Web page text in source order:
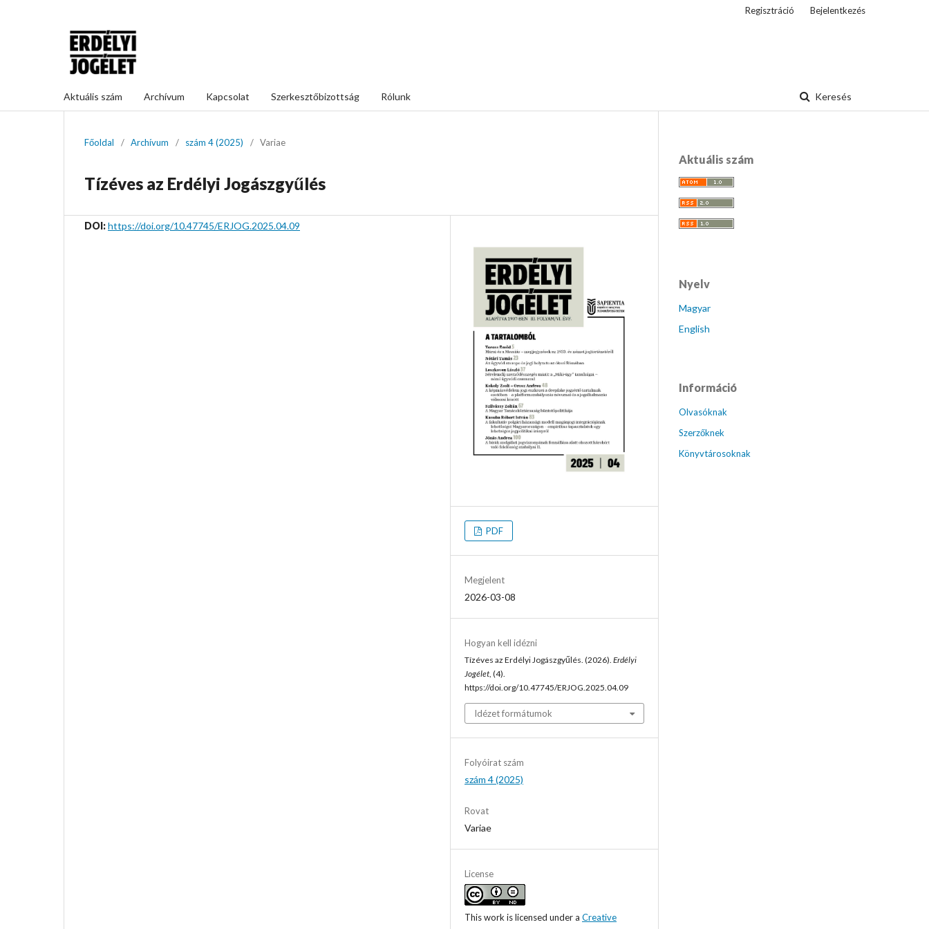
Aktuális szám Archívum Kapcsolat Szerkesztőbizottság Rólunk Keresés
Regisztráció Bejelentkezés
Főoldal / Archívum / szám 4 (2025) / Variae
Tízéves az Erdélyi Jogászgyűlés
DOI:https://doi.org/10.47745/ERJOG.2025.04.09
PDF
Megjelent
2026-03-08
Hogyan kell idézni
Tízéves az Erdélyi Jogászgyűlés. (2026). Erdélyi
Jogélet , (4).
https://doi.org/10.47745/ERJOG.2025.04.09
Idézet formátumok
Folyóirat szám
szám 4 (2025)
Rovat
Variae
License
This work is licensed under a Creative
Aktuális szám
Nyelv
Magyar
English
Információ
Olvasóknak
Szerzőknek
Könyvtárosoknak